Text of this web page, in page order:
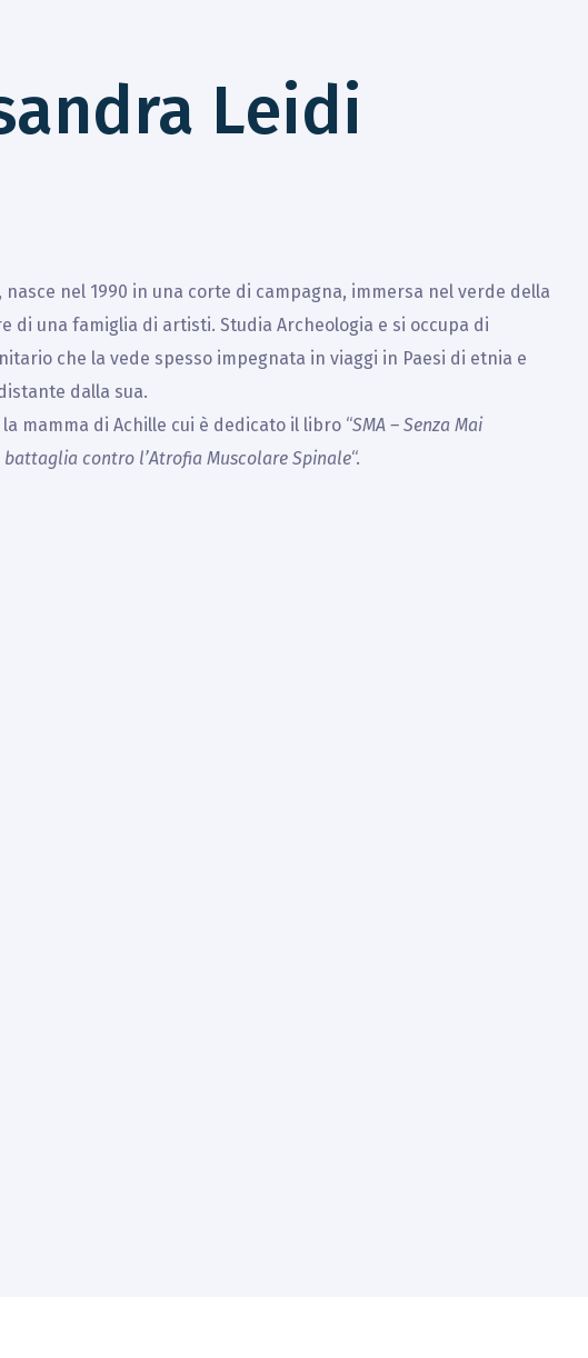
Leidi
, nasce nel 1990 in una corte di campagna, immersa nel verde della
di una famiglia di artisti. Studia Archeologia e si occupa di
che la vede spesso impegnata in viaggi in Paesi di etnia e
dalla sua.
mamma di Achille cui è dedicato il libro “SMA – Senza Mai
battaglia contro l’Atrofia Muscolare Spinale“.